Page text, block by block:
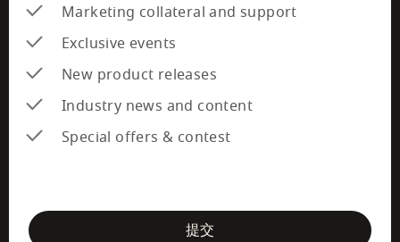
Marketing collateral and support
Exclusive events
New product releases
Industry news and content
Special offers & contest
提交